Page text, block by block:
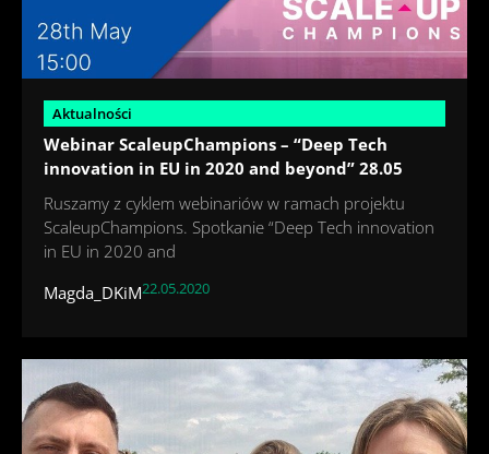
Aktualności
Webinar ScaleupChampions – “Deep Tech
innovation in EU in 2020 and beyond” 28.05
Ruszamy z cyklem webinariów w ramach projektu
ScaleupChampions. Spotkanie “Deep Tech innovation
in EU in 2020 and
Magda_DKiM22.05.2020